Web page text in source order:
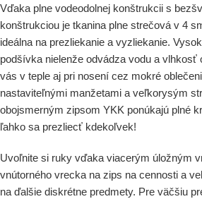
Vďaka plne vodeodolnej konštrukcii s
konštrukciou je tkanina plne strečová v 4
ideálna na prezliekanie a vyzliekanie.
podšívka nielenže odvádza vodu a vlhkosť
vás v teple aj pri nosení cez mokré
nastaviteľnými manžetami a veľkorysým
obojsmerným zipsom YKK ponúkajú plné
ľahko sa prezliecť kdekoľvek!
Uvoľnite si ruky vďaka viacerým úložným
vnútorného vrecka na zips na cennosti a
na ďalšie diskrétne predmety. Pre väčšiu